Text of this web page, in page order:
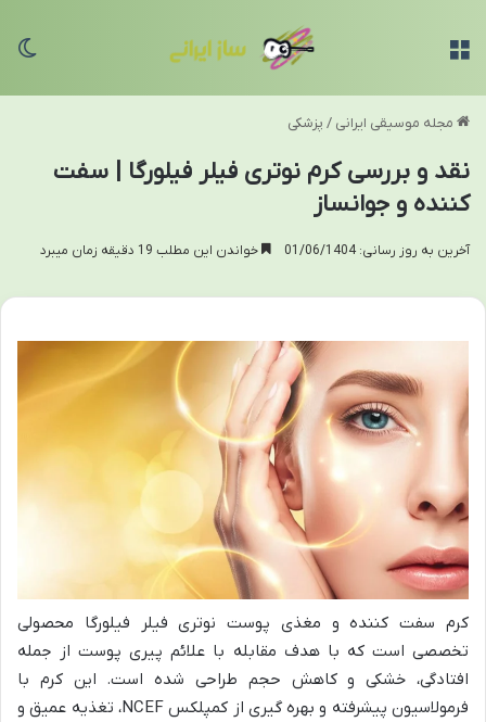
مجله موسیقی ایرانی / پزشکی
نقد و بررسی کرم نوتری فیلر فیلورگا | سفت
کننده و جوانساز
آخرین به روز رسانی: 01/06/1404 خواندن این مطلب 19 دقیقه زمان میبرد
کرم سفت کننده و مغذی پوست نوتری فیلر فیلورگا محصولی
تخصصی است که با هدف مقابله با علائم پیری پوست از جمله
افتادگی، خشکی و کاهش حجم طراحی شده است. این کرم با
فرمولاسیون پیشرفته و بهره گیری از کمپلکس NCEF، تغذیه عمیق و